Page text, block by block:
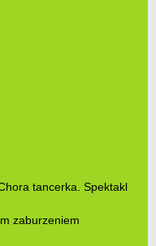
tancerka. Spektakl
zaburzeniem